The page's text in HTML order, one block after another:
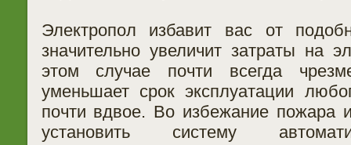
Электропол избавит вас от
значительно увеличит затраты на
этом случае почти всегда
уменьшает срок эксплуатации
почти вдвое. Во избежание пожара
установить систему